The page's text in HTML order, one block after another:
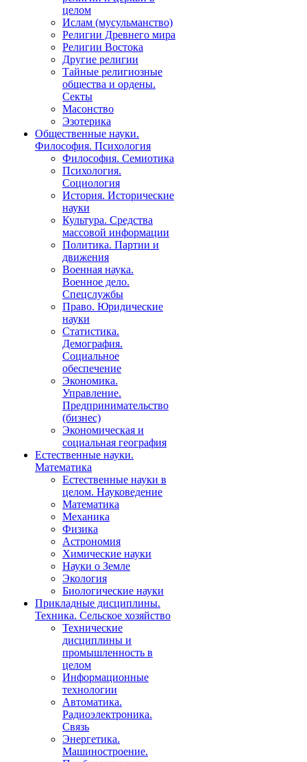
целом
Ислам (мусульманство)
Религии Древнего мира
Религии Востока
Другие религии
Тайные религиозные
общества и ордены.
Секты
Масонство
Эзотерика
Общественные науки.
Философия. Психология
Философия. Семиотика
Психология.
Социология
История. Исторические
науки
Культура. Средства
массовой информации
Политика. Партии и
движения
Военная наука.
Военное дело.
Спецслужбы
Право. Юридические
науки
Статистика.
Демография.
Социальное
обеспечение
Экономика.
Управление.
Предпринимательство
(бизнес)
Экономическая и
социальная география
Естественные науки.
Математика
Естественные науки в
целом. Науковедение
Математика
Механика
Физика
Астрономия
Химические науки
Науки о Земле
Экология
Биологические науки
Прикладные дисциплины.
Техника. Сельское хозяйство
Технические
дисциплины и
промышленность в
целом
Информационные
технологии
Автоматика.
Радиоэлектроника.
Связь
Энергетика.
Машиностроение.